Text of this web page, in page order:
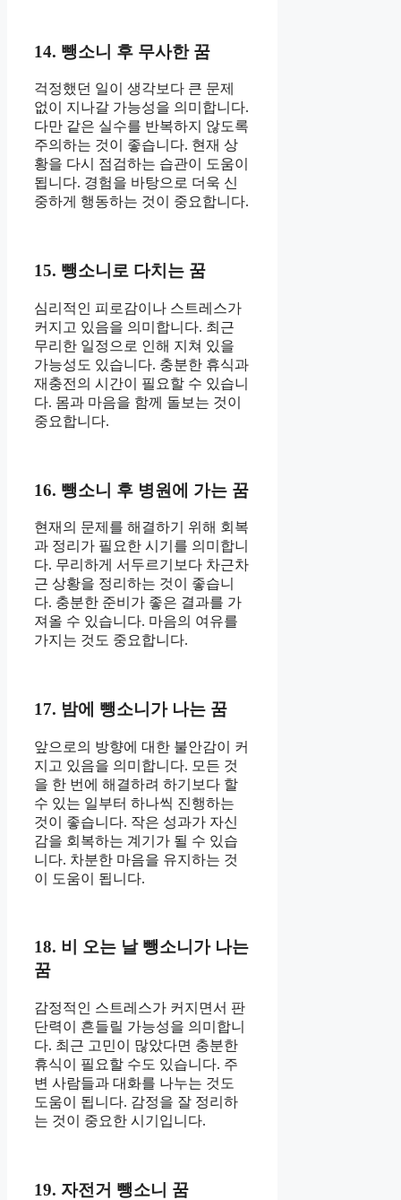
14. 뺑소니 후 무사한 꿈
걱정했던 일이 생각보다 큰 문제
없이 지나갈 가능성을 의미합니다.
다만 같은 실수를 반복하지 않도록
주의하는 것이 좋습니다. 현재 상
황을 다시 점검하는 습관이 도움이
됩니다. 경험을 바탕으로 더욱 신
중하게 행동하는 것이 중요합니다.
15. 뺑소니로 다치는 꿈
심리적인 피로감이나 스트레스가
커지고 있음을 의미합니다. 최근
무리한 일정으로 인해 지쳐 있을
가능성도 있습니다. 충분한 휴식과
재충전의 시간이 필요할 수 있습니
다. 몸과 마음을 함께 돌보는 것이
중요합니다.
16. 뺑소니 후 병원에 가는 꿈
현재의 문제를 해결하기 위해 회복
과 정리가 필요한 시기를 의미합니
다. 무리하게 서두르기보다 차근차
근 상황을 정리하는 것이 좋습니
다. 충분한 준비가 좋은 결과를 가
져올 수 있습니다. 마음의 여유를
가지는 것도 중요합니다.
17. 밤에 뺑소니가 나는 꿈
앞으로의 방향에 대한 불안감이 커
지고 있음을 의미합니다. 모든 것
을 한 번에 해결하려 하기보다 할
수 있는 일부터 하나씩 진행하는
것이 좋습니다. 작은 성과가 자신
감을 회복하는 계기가 될 수 있습
니다. 차분한 마음을 유지하는 것
이 도움이 됩니다.
18. 비 오는 날 뺑소니가 나는
꿈
감정적인 스트레스가 커지면서 판
단력이 흔들릴 가능성을 의미합니
다. 최근 고민이 많았다면 충분한
휴식이 필요할 수도 있습니다. 주
변 사람들과 대화를 나누는 것도
도움이 됩니다. 감정을 잘 정리하
는 것이 중요한 시기입니다.
19. 자전거 뺑소니 꿈